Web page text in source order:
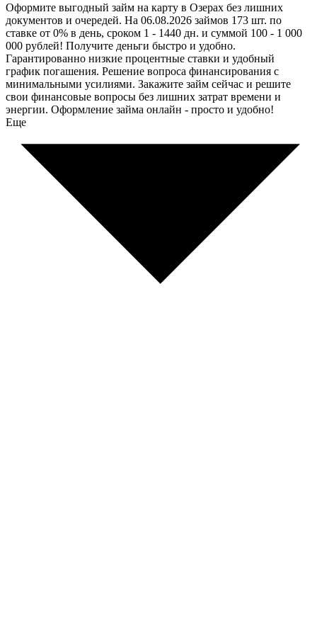
Оформите выгодный займ на карту в Озерах без лишних
документов и очередей. На 06.08.2026 займов 173 шт. по
ставке от 0% в день, сроком 1 - 1440 дн. и суммой 100 - 1 000
000 рублей! Получите деньги быстро и удобно.
Гарантированно низкие процентные ставки и удобный
график погашения. Решение вопроса финансирования с
минимальными усилиями. Закажите займ сейчас и решите
свои финансовые вопросы без лишних затрат времени и
энергии. Оформление займа онлайн - просто и удобно!
Еще